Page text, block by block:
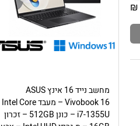
מחשב נייד 16 אינץ ASUS
Vivobook 16 – מעבד Intel Core
i7-1355U – כונן 512GB – זכרון